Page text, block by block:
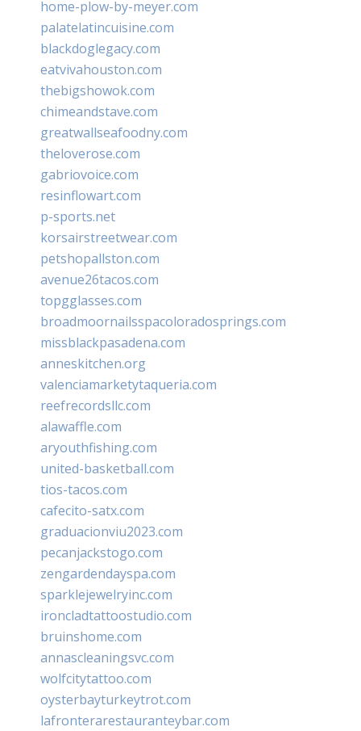
home-plow-by-meyer.com
palatelatincuisine.com
blackdoglegacy.com
eatvivahouston.com
thebigshowok.com
chimeandstave.com
greatwallseafoodny.com
theloverose.com
gabriovoice.com
resinflowart.com
p-sports.net
korsairstreetwear.com
petshopallston.com
avenue26tacos.com
topgglasses.com
broadmoornailsspacoloradosprings.com
missblackpasadena.com
anneskitchen.org
valenciamarketytaqueria.com
reefrecordsllc.com
alawaffle.com
aryouthfishing.com
united-basketball.com
tios-tacos.com
cafecito-satx.com
graduacionviu2023.com
pecanjackstogo.com
zengardendayspa.com
sparklejewelryinc.com
ironcladtattoostudio.com
bruinshome.com
annascleaningsvc.com
wolfcitytattoo.com
oysterbayturkeytrot.com
lafronterarestauranteybar.com